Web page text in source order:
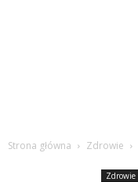
Strona główna Zdrowie
Zdrowie